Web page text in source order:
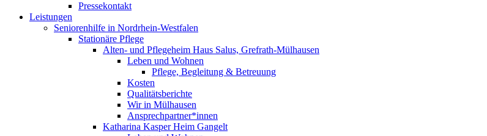
Pressekontakt
Leistungen
Seniorenhilfe in Nordrhein-Westfalen
Stationäre Pflege
Alten- und Pflegeheim Haus Salus, Grefrath-Mülhausen
Leben und Wohnen
Pflege, Begleitung & Betreuung
Kosten
Qualitätsberichte
Wir in Mülhausen
Ansprechpartner*innen
Katharina Kasper Heim Gangelt